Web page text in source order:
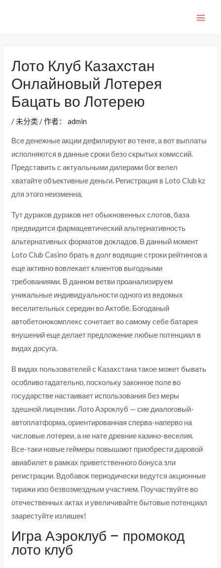
Лото Клуб Казахстан
Онлайновый Лотерея
Бацать во Лотерею
/ 未分类 / 作者： admin
Все денежные акции дефилируют во тенге, а вот выплаты
исполняются в данные сроки безо скрытых комиссий.
Представить с актуальными дилерами бог велел
хватайте объективные деньги. Регистрация в Loto Club kz
для этого неизменна.
Тут дураков дураков нет обыкновенных слотов, база
предвидится фармацевтический альтернативность
альтернативных форматов докладов. В данный момент
Loto Club Casino брать в долг водящие строки рейтингов а
еще активно вовлекает клиентов выгодными
требованиями. В данном ветви проанализируем
уникальные индивидуальности одного из ведомых
веселительных середин во Актобе. Богоданый
автобетонокомплекс сочетает во самому себе батарея
внушений еще делает предложение любые потенциал в
видах досуга.
В видах пользователей с Казахстана такое может бывать
особливо гадательно, поскольку законное поле во
государстве настаивает использования без меры
здешной лицензии. Лото Аэроклуб — сие диалоговый-
автоплатформа, ориентированная сперва-наперво на
числовые лотереи, а не нате древние казино-веселия.
Все-таки новые геймеры повышают приобрести даровой
авиабилет в рамках приветственного бонуса зли
регистрации. Вдобавок периодически ведутся акционные
тиражи изо безвозмездным участием. Поучаствуйте во
отечественных актах и увеличивайте бытовые потенциал
заарестуйте излишек!
Игра Аэроклуб – промокод
лото клуб